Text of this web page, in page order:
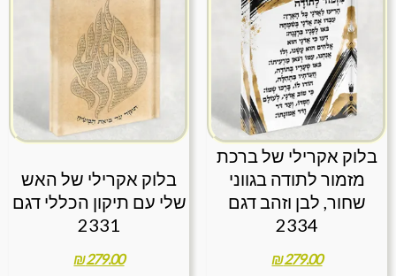
בלוק אקרילי של ברכת
מזמור לתודה בגווני
שחור, לבן וזהב דגם
2334
₪279.00
בלוק אקרילי של האש
שלי עם תיקון הכללי דגם
2331
₪279.00